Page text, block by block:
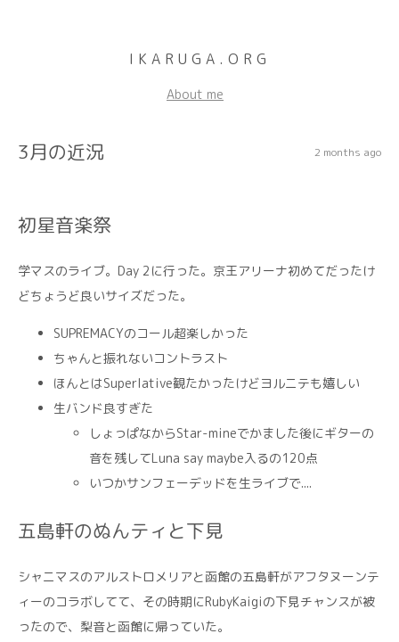
IKARUGA.ORG
About me
3月の近況 2 months ago
初星音楽祭
学マスのライブ。Day 2に行った。京王アリーナ初めてだったけ
どちょうど良いサイズだった。
SUPREMACYのコール超楽しかった
ちゃんと振れないコントラスト
ほんとはSuperlative観たかったけどヨルニテも嬉しい
生バンド良すぎた
しょっぱなからStar-mineでかました後にギターの
音を残してLuna say maybe入るの120点
いつかサンフェーデッドを生ライブで....
五島軒のぬんティと下見
シャニマスのアルストロメリアと函館の五島軒がアフタヌーンテ
ィーのコラボしてて、その時期にRubyKaigiの下見チャンスが被
ったので、梨音と函館に帰っていた。